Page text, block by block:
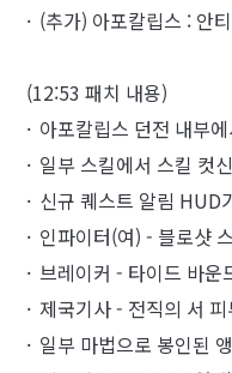
(추가) 아포칼립스 : 안
(12:53 패치 내용)
아포칼립스 던전 내부
일부 스킬에서 스킬 컷
신규 퀘스트 알림 HUD
인파이터(여) - 블로샷
브레이커 - 타이드 바운
제국기사 - 전직의 서
일부 마법으로 봉인된